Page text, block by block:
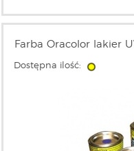
Farba Oracolor lakier
Dostępna ilość: